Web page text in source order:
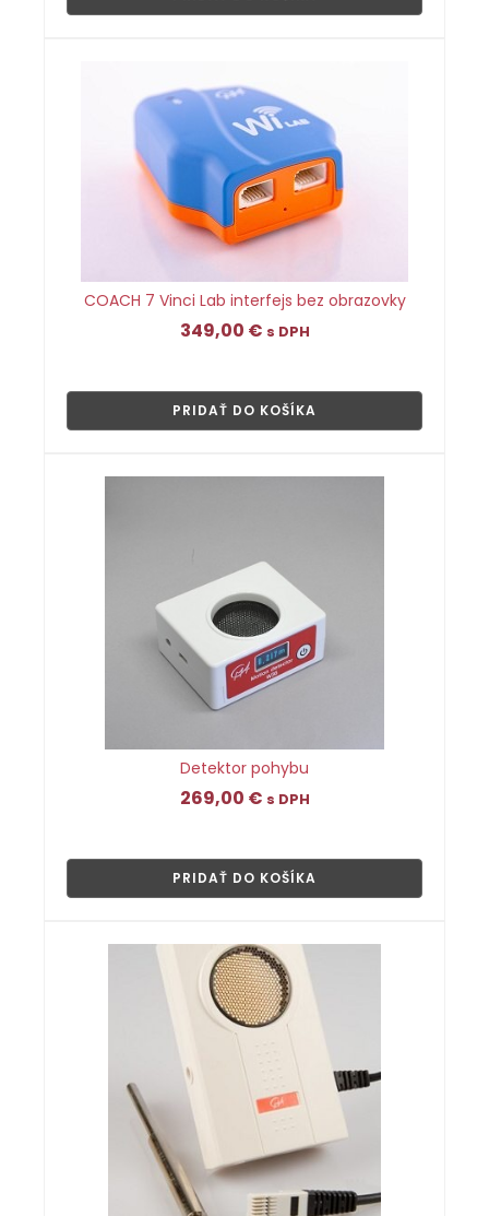
COACH 7 Vinci Lab interfejs bez obrazovky
349,00 € s DPH
PRIDAŤ DO KOŠÍKA
Detektor pohybu
269,00 € s DPH
PRIDAŤ DO KOŠÍKA